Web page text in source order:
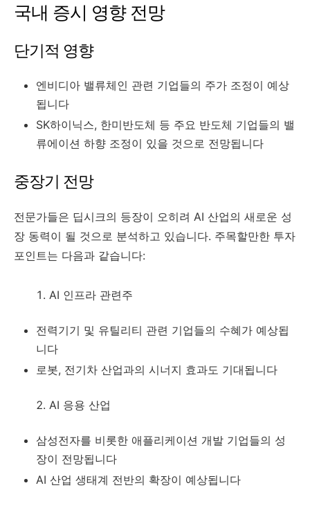
국내 증시 영향 전망
단기적 영향
엔비디아 밸류체인 관련 기업들의 주가 조정이 예상
됩니다
SK하이닉스, 한미반도체 등 주요 반도체 기업들의 밸
류에이션 하향 조정이 있을 것으로 전망됩니다
중장기 전망
전문가들은 딥시크의 등장이 오히려 AI 산업의 새로운 성
장 동력이 될 것으로 분석하고 있습니다. 주목할만한 투자
포인트는 다음과 같습니다:
AI 인프라 관련주
전력기기 및 유틸리티 관련 기업들의 수혜가 예상됩
니다
로봇, 전기차 산업과의 시너지 효과도 기대됩니다
AI 응용 산업
삼성전자를 비롯한 애플리케이션 개발 기업들의 성
장이 전망됩니다
AI 산업 생태계 전반의 확장이 예상됩니다